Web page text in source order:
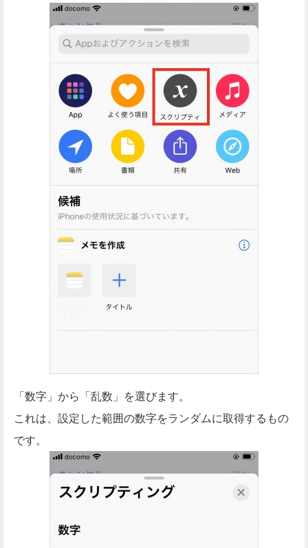
「数字」から「乱数」を選びます。
これは、設定した範囲の数字をランダムに取得するもの
です。